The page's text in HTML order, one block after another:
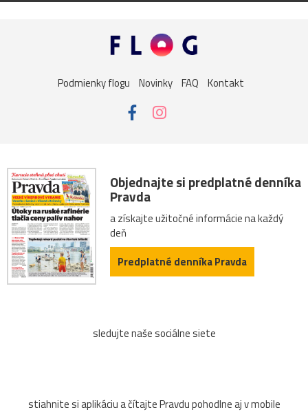
Podmienky flogu Novinky FAQ Kontakt
Objednajte si predplatné denníka
Pravda
a získajte užitočné informácie na každý
deň
Predplatné denníka Pravda
sledujte naše sociálne siete
stiahnite si aplikáciu a čítajte Pravdu pohodlne aj v mobile